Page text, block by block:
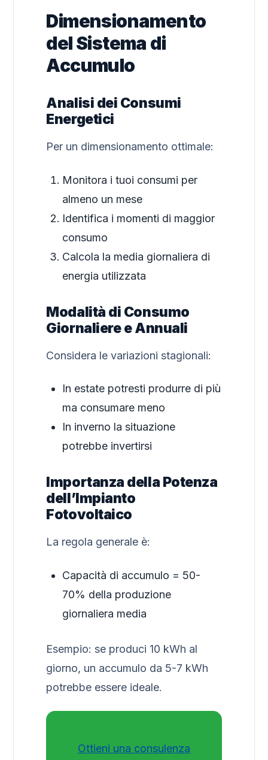
Dimensionamento
del Sistema di
Accumulo
Analisi dei Consumi
Energetici
Per un dimensionamento ottimale:
Monitora i tuoi consumi per
almeno un mese
Identifica i momenti di maggior
consumo
Calcola la media giornaliera di
energia utilizzata
Modalità di Consumo
Giornaliere e Annuali
Considera le variazioni stagionali:
In estate potresti produrre di più
ma consumare meno
In inverno la situazione
potrebbe invertirsi
Importanza della Potenza
dell’Impianto
Fotovoltaico
La regola generale è:
Capacità di accumulo = 50-
70% della produzione
giornaliera media
Esempio: se produci 10 kWh al
giorno, un accumulo da 5-7 kWh
potrebbe essere ideale.
Ottieni una consulenza